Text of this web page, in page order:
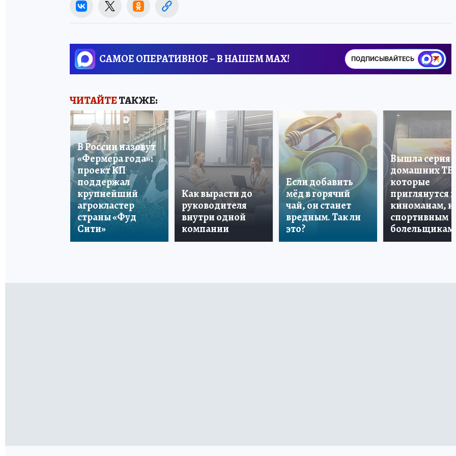
САМОЕ ОПЕРАТИВНОЕ – В НАШЕМ MAX! ПОДПИСЫВАЙТЕСЬ
ЧИТАЙТЕТАКЖЕ:
В России назовут
«Фермера года»:
проект КП
поддержал
крупнейший
агрокластер
страны «Фуд
Сити»
Как вырасти до
руководителя
внутри одной
компании
Если добавить
мёд в горячий
чай, он станет
вредным. Так ли
это?
Вышла серия
домашних ТВ,
которые
приглянутся и
киноманам, и
спортивным
болельщикам